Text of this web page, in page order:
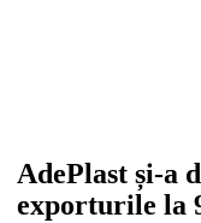
AdePlast și-a
exporturile la